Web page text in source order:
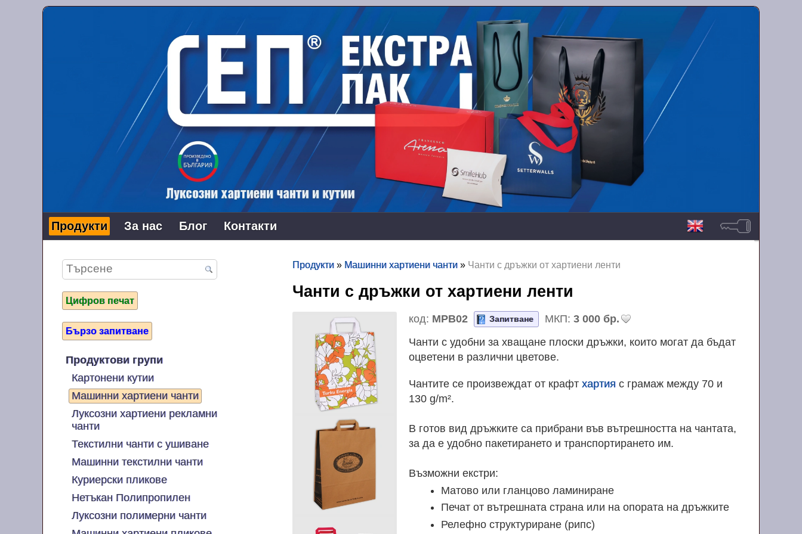
Продукти За нас Блог Контакти
Цифров печат
Бързо запитване
Продуктови групи
Картонени кутии
Машинни хартиени чанти
Луксозни хартиени рекламни
чанти
Текстилни чанти с ушиване
Машинни текстилни чанти
Куриерски пликове
Нетъкан Полипропилен
Луксозни полимерни чанти
Продукти » Машинни хартиени чанти » Чанти с дръжки от хартиени ленти
Чанти с дръжки от хартиени ленти
код: MPB02 Запитване МКП:3 000 бр.
Чанти с удобни за хващане плоски дръжки, които могат да бъдат
оцветени в различни цветове.
Чантите се произвеждат от крафтхартия с грамаж между 70 и
130 g/m².
В готов вид дръжките са прибрани във вътрешността на чантата,
за да е удобно пакетирането и транспортирането им.
Възможни екстри:
Матово или гланцово ламиниране
Печат от вътрешната страна или на опората на дръжките
Релефно структуриране (рипс)